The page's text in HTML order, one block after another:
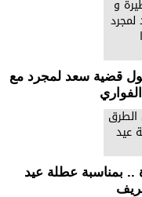
قضية سعد لمجرد مع
.. بمناسبة عطلة عيد